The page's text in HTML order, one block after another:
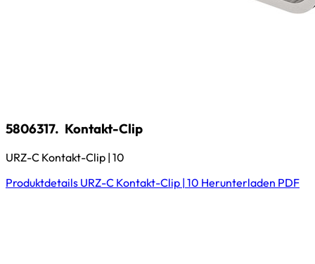
5806317. Kontakt-Clip
URZ-C Kontakt-Clip | 10
Produktdetails URZ-C Kontakt-Clip | 10 Herunterladen PDF